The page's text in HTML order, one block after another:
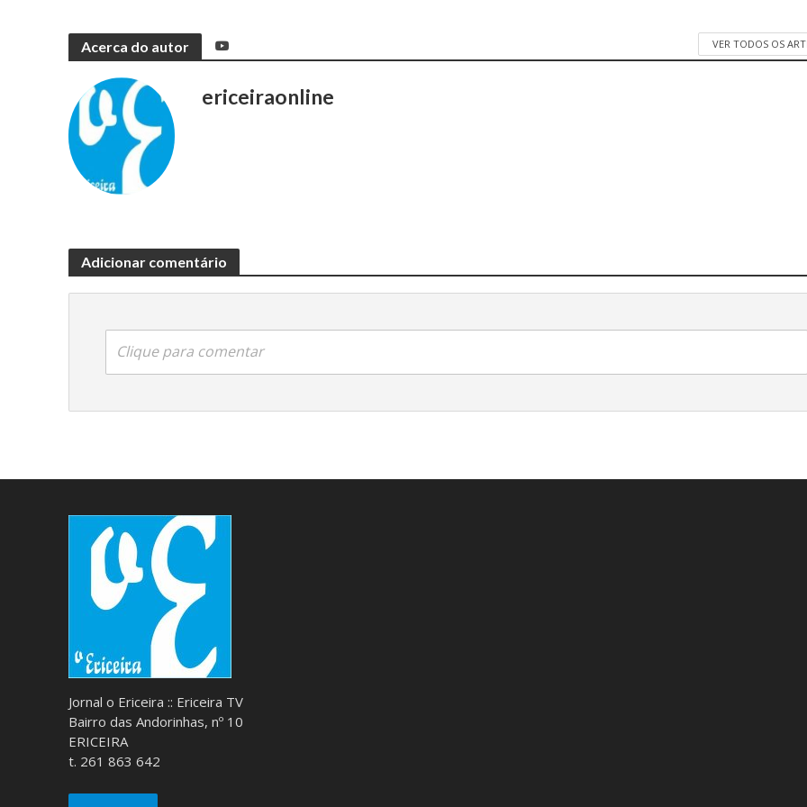
Acerca do autor VER TODOS OS
ericeiraonline
Adicionar comentário
Clique para comentar
Jornal o Ericeira :: Ericeira TV
Bairro das Andorinhas, nº 10
ERICEIRA
t. 261 863 642